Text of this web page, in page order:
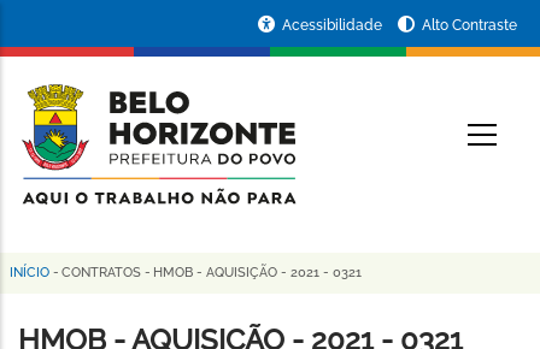
conteúdo
principal
da
Prefeitura
de
Horizonte
Acessibilidade Alto Contraste
Trilha
de
INÍCIO - CONTRATOS - HMOB - AQUISIÇÃO - 2021 - 0321
HMOB - AQUISIÇÃO - 2021 - 0321